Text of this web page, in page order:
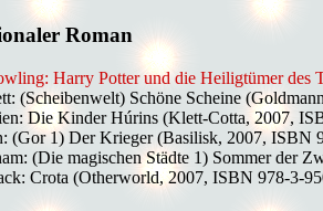
Roman
Harry Potter und die Heiligtümer des
(Scheibenwelt) Schöne Scheine
Die Kinder Húrins (Klett-Cotta, 2007,
(Gor 1) Der Krieger (Basilisk, 2007, ISBN
(Die magischen Städte 1) Sommer der
Crota (Otherworld, 2007, ISBN 978-3-